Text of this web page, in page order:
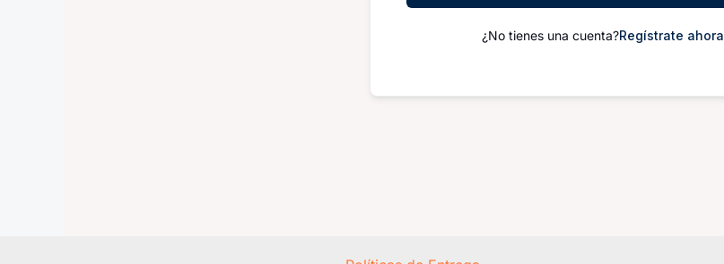
¿No tienes una cuenta?Regístrate ahora